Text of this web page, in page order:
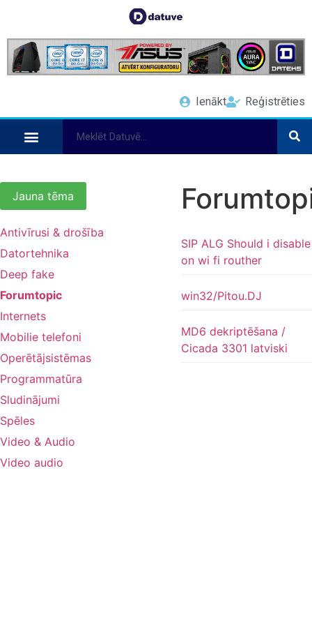
Ienākt Reģistrēties
Jauna tēma
Antivīrusi & drošība
Datortehnika
Deep fake
Forumtopic
Internets
Mobilie telefoni
Operētājsistēmas
Programmatūra
Sludinājumi
Spēles
Video & Audio
Video audio
SIP ALG Should i disable
on wi fi routher
win32/Pitou.DJ
MD6 dekriptēšana /
Cicada 3301 latviski